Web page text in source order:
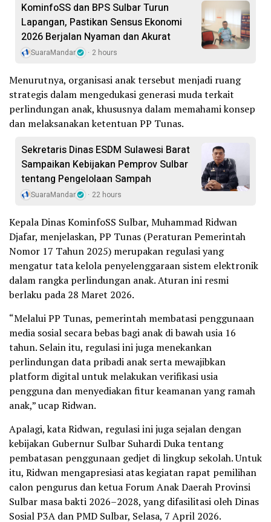
KominfoSS dan BPS Sulbar Turun
Lapangan, Pastikan Sensus Ekonomi
2026 Berjalan Nyaman dan Akurat
SuaraMandar 2 hours
Menurutnya, organisasi anak tersebut menjadi ruang
strategis dalam mengedukasi generasi muda terkait
perlindungan anak, khususnya dalam memahami konsep
dan melaksanakan ketentuan PP Tunas.
Sekretaris Dinas ESDM Sulawesi Barat
Sampaikan Kebijakan Pemprov Sulbar
tentang Pengelolaan Sampah
SuaraMandar 22 hours
Kepala Dinas KominfoSS Sulbar, Muhammad Ridwan
Djafar, menjelaskan, PP Tunas (Peraturan Pemerintah
Nomor 17 Tahun 2025) merupakan regulasi yang
mengatur tata kelola penyelenggaraan sistem elektronik
dalam rangka perlindungan anak. Aturan ini resmi
berlaku pada 28 Maret 2026.
“Melalui PP Tunas, pemerintah membatasi penggunaan
media sosial secara bebas bagi anak di bawah usia 16
tahun. Selain itu, regulasi ini juga menekankan
perlindungan data pribadi anak serta mewajibkan
platform digital untuk melakukan verifikasi usia
pengguna dan menyediakan fitur keamanan yang ramah
anak,” ucap Ridwan.
Apalagi, kata Ridwan, regulasi ini juga sejalan dengan
kebijakan Gubernur Sulbar Suhardi Duka tentang
pembatasan penggunaan gedjet di lingkup sekolah. Untuk
itu, Ridwan mengapresiasi atas kegiatan rapat pemilihan
calon pengurus dan ketua Forum Anak Daerah Provinsi
Sulbar masa bakti 2026–2028, yang difasilitasi oleh Dinas
Sosial P3A dan PMD Sulbar, Selasa, 7 April 2026.